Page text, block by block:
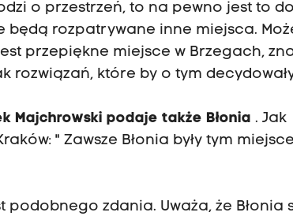
o przestrzeń, to na pewno jest to
będą rozpatrywane inne miejsca.
przepiękne miejsce w Brzegach,
rozwiązań, które by o tym
Majchrowski podaje także Błonia . Jak
" Zawsze Błonia były tym
podobnego zdania. Uważa, że Błonia